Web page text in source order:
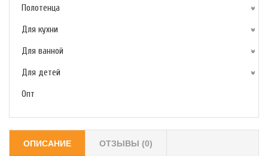
Полотенца
Для кухни
Для ванной
Для детей
Опт
ОПИСАНИЕ ОТЗЫВЫ (0)